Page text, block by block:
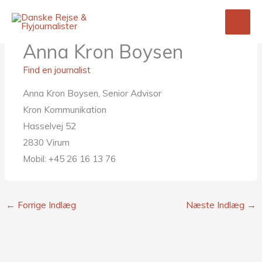
Anna Kron Boysen
Find en journalist
Anna Kron Boysen, Senior Advisor
Kron Kommunikation
Hasselvej 52
2830 Virum
Mobil: +45 26 16 13 76
← Forrige Indlæg Næste Indlæg →